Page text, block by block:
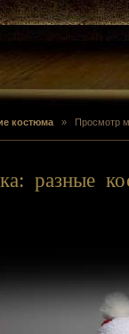
костюма » Просмотр
разные